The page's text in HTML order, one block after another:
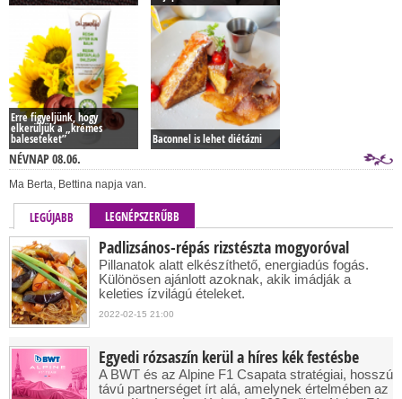
Erre figyeljünk, hogy
elkerüljük a „krémes
baleseteket” Baconnel is lehet diétázni
NÉVNAP 08.06.
Ma Berta, Bettina napja van.
LEGÚJABB LEGNÉPSZERŰBB
Padlizsános-répás rizstészta mogyoróval
Pillanatok alatt elkészíthető, energiadús fogás.
Különösen ajánlott azoknak, akik imádják a
keleties ízvilágú ételeket.
2022-02-15 21:00
Egyedi rózsaszín kerül a híres kék festésbe
A BWT és az Alpine F1 Csapata stratégiai, hosszú
távú partnerséget írt alá, amelynek értelmében az